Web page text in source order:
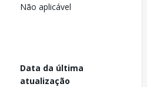
Não aplicável
Data da última
atualização